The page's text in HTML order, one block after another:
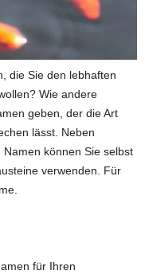
die Sie den lebhaften
Wie andere
geben, der die Art
lässt. Neben
können Sie selbst
verwenden. Für
für Ihren